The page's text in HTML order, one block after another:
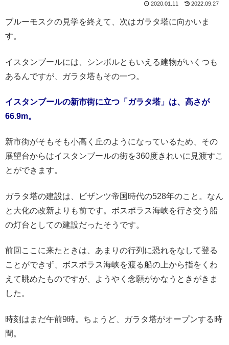
2020.01.11 2022.09.27
ブルーモスクの見学を終えて、次はガラタ塔に向かいま
す。
イスタンブールには、シンボルともいえる建物がいくつも
あるんですが、ガラタ塔もその一つ。
イスタンブールの新市街に立つ「ガラタ塔」は、高さが
66.9m。
新市街がそもそも小高く丘のようになっているため、その
展望台からはイスタンブールの街を360度きれいに見渡すこ
とができます。
ガラタ塔の建設は、ビザンツ帝国時代の528年のこと。なん
と大化の改新よりも前です。ボスポラス海峡を行き交う船
の灯台としての建設だったそうです。
前回ここに来たときは、あまりの行列に恐れをなして登る
ことができず、ボスポラス海峡を渡る船の上から指をくわ
えて眺めたものですが、ようやく念願がかなうときがきま
した。
時刻はまだ午前9時。ちょうど、ガラタ塔がオープンする時
間。